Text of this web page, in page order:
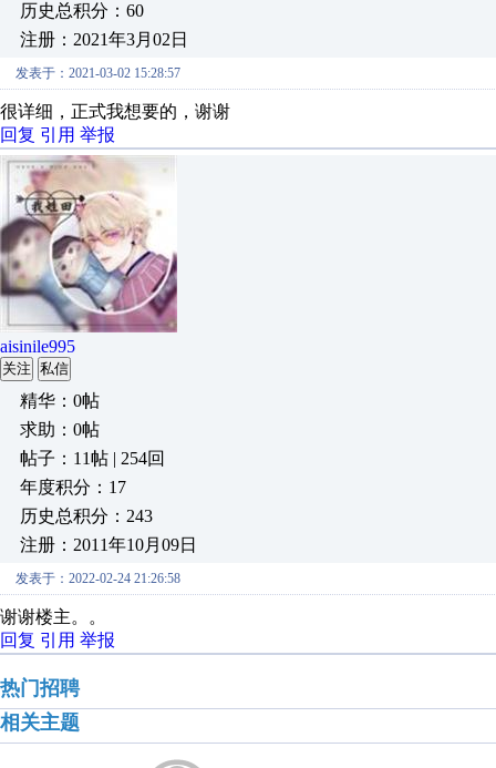
历史总积分：60
注册：2021年3月02日
发表于：2021-03-02 15:28:57
很详细，正式我想要的，谢谢
回复 引用 举报
aisinile995
关注 私信
精华：0帖
求助：0帖
帖子：11帖 | 254回
年度积分：17
历史总积分：243
注册：2011年10月09日
发表于：2022-02-24 21:26:58
谢谢楼主。。
回复 引用 举报
热门招聘
相关主题